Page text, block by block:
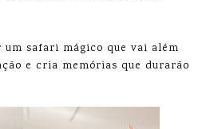
safari mágico que vai além
e cria memórias que durarão